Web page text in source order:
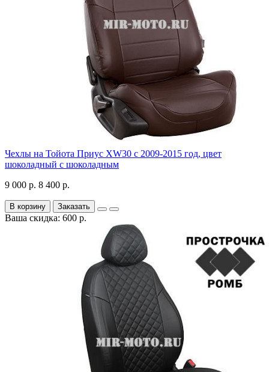
Чехлы на Тойота Приус XW30 с 2009-2015 год, цвет
шоколадный с шоколадным
9 000 р. 8 400 р.
В корзину Заказать
Ваша скидка: 600 р.